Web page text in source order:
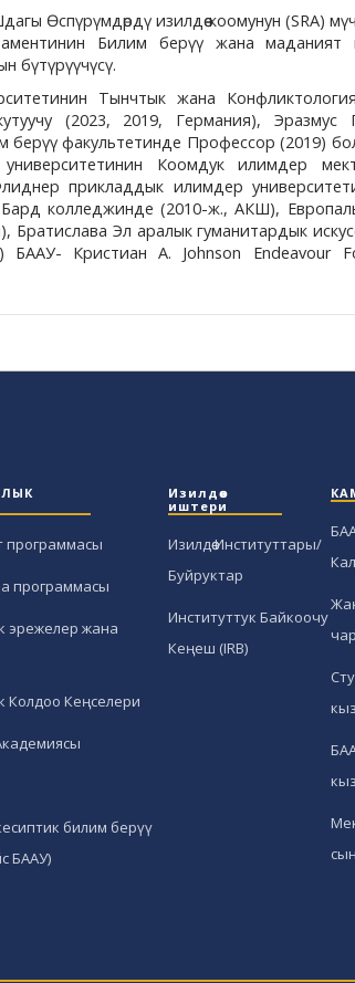
Өспүрүмдөрдү изилдөө коомунун (SRA)
Билим берүү жана
бүтүрүүчүсү.
Тынчтык жана
(2023, 2019, Германия), Эразмус
факультетинде Профессор (2019)
Коомдук илимдер
прикладдык илимдер
колледжинде (2010-ж., АКШ),
Братислава Эл аралык гуманитардык
БААУ- Кристиан А. Johnson Endeavour
программасы
программасы
эрежелер жана
Колдоо Кеңселери
билим берүү
БААУ)
Изилдөө
иштери
Изилдөө Институттары/
Буйруктар
Институттук Байкоочу
Кеңеш (IRB)